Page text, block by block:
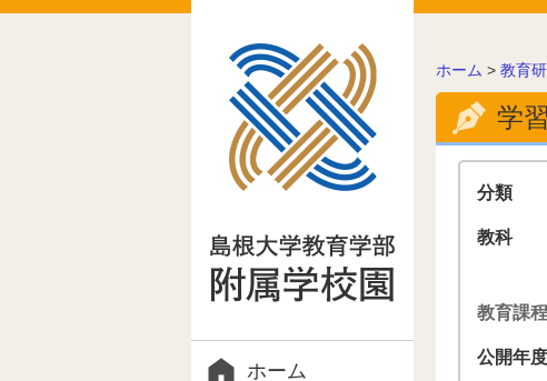
ホーム
こ
の
ー
ホーム > 教育
学
分類
教科
教育課程
公開年度